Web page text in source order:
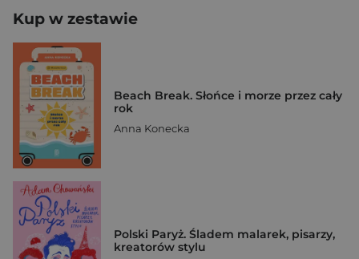
Kup w zestawie
Beach Break. Słońce i morze przez cały
rok
Anna Konecka
Polski Paryż. Śladem malarek, pisarzy,
kreatorów stylu